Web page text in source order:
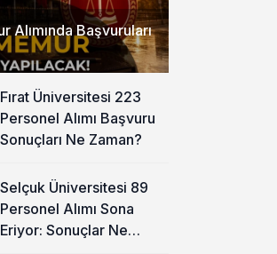
Alımında Başvuruları
Fırat Üniversitesi 223
Personel Alımı Başvuru
Sonuçları Ne Zaman?
Selçuk Üniversitesi 89
Personel Alımı Sona
Eriyor: Sonuçlar Ne